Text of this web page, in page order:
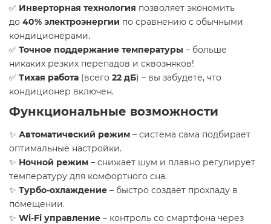
✅ Инверторная технология позволяет экономить
до 40% электроэнергии по сравнению с обычными
кондиционерами.
✅ Точное поддержание температуры – больше
никаких резких перепадов и сквозняков!
✅ Тихая работа (всего 22 дБ) – вы забудете, что
кондиционер включен.
Функциональные возможности
✨ Автоматический режим – система сама подбирает
оптимальные настройки.
✨ Ночной режим – снижает шум и плавно регулирует
температуру для комфортного сна.
✨ Турбо-охлаждение – быстро создает прохладу в
помещении.
✨ Wi-Fi управление – контроль со смартфона через